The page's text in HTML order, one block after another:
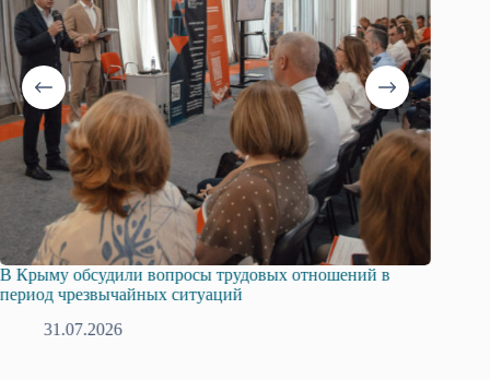
В Крыму обсудили вопросы трудовых отношений в
период чрезвычайных ситуаций
31.07.2026